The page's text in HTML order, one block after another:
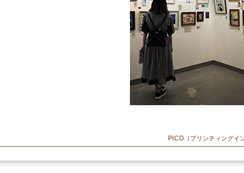
PICO（プリンティングイ